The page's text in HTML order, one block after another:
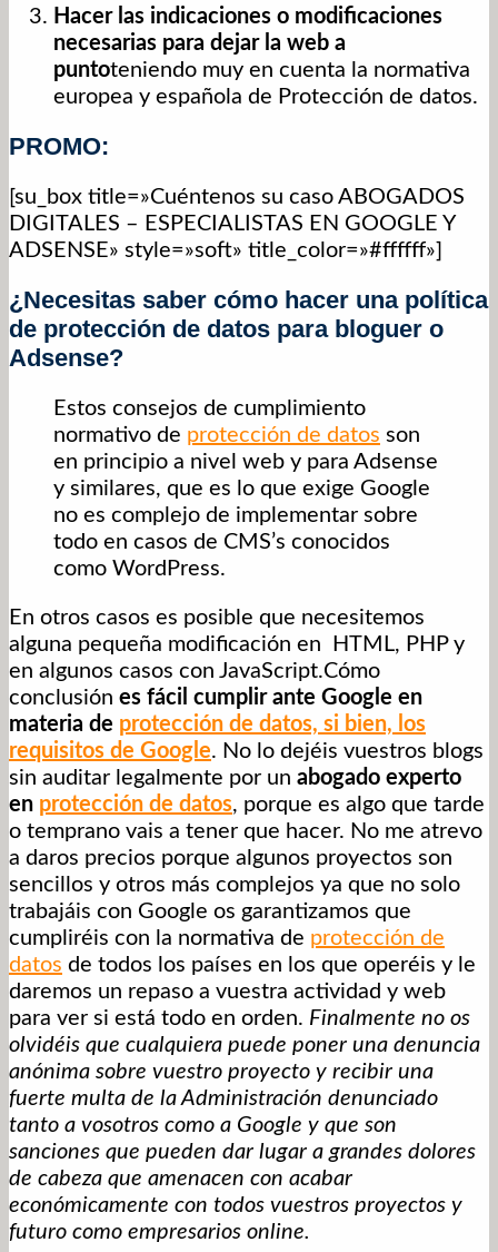
Hacer las indicaciones o modificaciones
necesarias para dejar la web a
puntoteniendo muy en cuenta la normativa
europea y española de Protección de datos.
PROMO:
[su_box title=»Cuéntenos su caso ABOGADOS
DIGITALES – ESPECIALISTAS EN GOOGLE Y
ADSENSE» style=»soft» title_color=»#ffffff»]
¿Necesitas saber cómo hacer una política
de protección de datos para bloguer o
Adsense?
Estos consejos de cumplimiento
normativo de protección de datos son
en principio a nivel web y para Adsense
y similares, que es lo que exige Google
no es complejo de implementar sobre
todo en casos de CMS’s conocidos
como WordPress.
En otros casos es posible que necesitemos
alguna pequeña modificación en HTML, PHP y
en algunos casos con JavaScript.Cómo
conclusión es fácil cumplir ante Google en
materia de protección de datos, si bien, los
requisitos de Google. No lo dejéis vuestros blogs
sin auditar legalmente por un abogado experto
en protección de datos, porque es algo que tarde
o temprano vais a tener que hacer. No me atrevo
a daros precios porque algunos proyectos son
sencillos y otros más complejos ya que no solo
trabajáis con Google os garantizamos que
cumpliréis con la normativa de protección de
datos de todos los países en los que operéis y le
daremos un repaso a vuestra actividad y web
para ver si está todo en orden. Finalmente no os
olvidéis que cualquiera puede poner una denuncia
anónima sobre vuestro proyecto y recibir una
fuerte multa de la Administración denunciado
tanto a vosotros como a Google y que son
sanciones que pueden dar lugar a grandes dolores
de cabeza que amenacen con acabar
económicamente con todos vuestros proyectos y
futuro como empresarios online.